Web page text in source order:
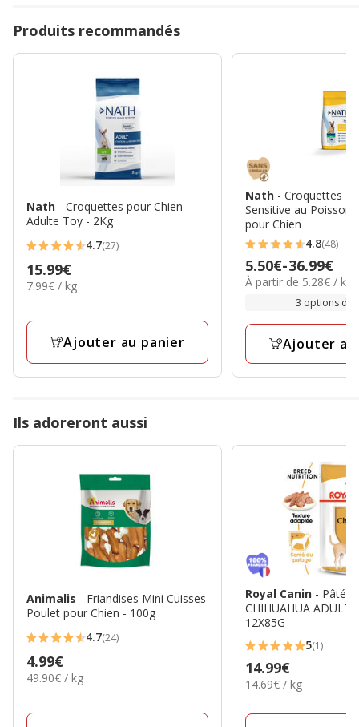
Produits recommandés
Nath - Croquettes pour Chien
Adulte Toy - 2Kg
4.7
étoiles
avec
avis
4.7(27)
Prix
15.99€
15.99€
7.99€
7.99€ / kg
Ajouter au panier
Nath - Croquettes
Sensitive au Poisson
pour Chien
4.8
étoiles
avec
avis
4.8(48)
Prix
de
à
36.99€
5.50€-36.99€
5.28€
À partir de 5.28€ / kg
3 options de
Ajouter
Ils adoreront aussi
Animalis - Friandises Mini Cuisses
Poulet pour Chien - 100g
4.7
étoiles
avec
avis
4.7(24)
Prix
4.99€
4.99€
49.90€
49.90€ / kg
Royal Canin - Pâtée
CHIHUAHUA ADULT
12X85G
5
étoiles
avec
1
5(1)
Prix
14.99€
14.99€
14.69€
Kg
14.69€ / kg